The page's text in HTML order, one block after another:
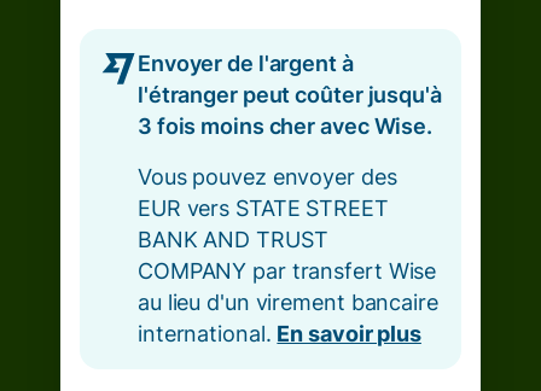
Envoyer de l'argent à
l'étranger peut coûter jusqu'à
3 fois moins cher avec Wise.
Vous pouvez envoyer des
EUR vers STATE STREET
BANK AND TRUST
COMPANY par transfert Wise
au lieu d'un virement bancaire
international. En savoir plus